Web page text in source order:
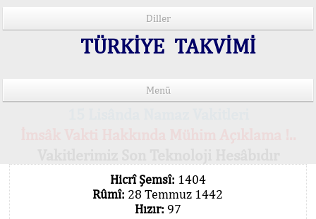
Diller
TÜRKİYE TAKVİMİ
Menü
Hicrî Şemsî: 1404
Rûmî: 28 Temmuz 1442
Hızır: 97